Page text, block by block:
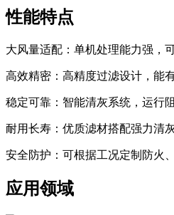
性能特点
大风量适配：单机处理能力强，
高效精密：高精度过滤设计，能
稳定可靠：智能清灰系统，运行
耐用长寿：优质滤材搭配强力清
安全防护：可根据工况定制防火
应用领域